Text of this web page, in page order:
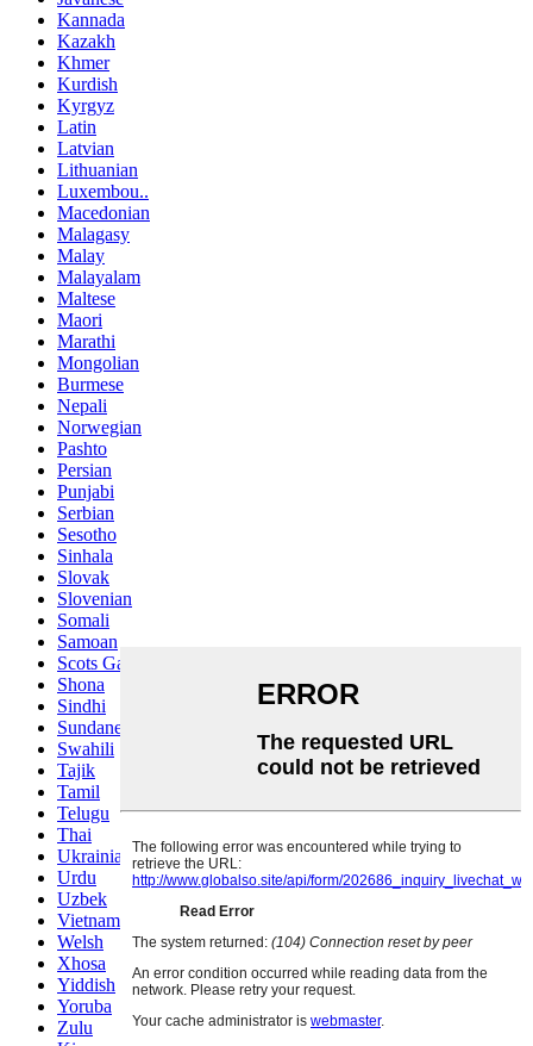
Kannada
Kazakh
Khmer
Kurdish
Kyrgyz
Latin
Latvian
Lithuanian
Luxembou..
Macedonian
Malagasy
Malay
Malayalam
Maltese
Maori
Marathi
Mongolian
Burmese
Nepali
Norwegian
Pashto
Persian
Punjabi
Serbian
Sesotho
Sinhala
Slovak
Slovenian
Somali
Samoan
Scots Gaelic
Shona
Sindhi
Sundanese
Swahili
Tajik
Tamil
Telugu
Thai
Ukrainian
Urdu
Uzbek
Vietnamese
Welsh
Xhosa
Yiddish
Yoruba
Zulu